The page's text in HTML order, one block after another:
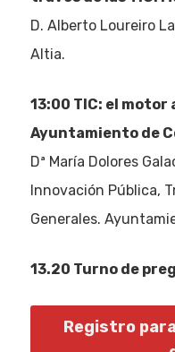
D. Alberto Loureiro
Altia.
13:00 TIC: el motor
Ayuntamiento de
Dª María Dolores
Innovación Pública,
Generales.
13.20 Turno de
Registro